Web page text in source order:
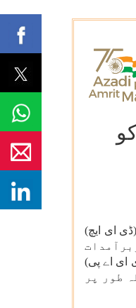
ای ایچ)
ای اے پی)
طور پر